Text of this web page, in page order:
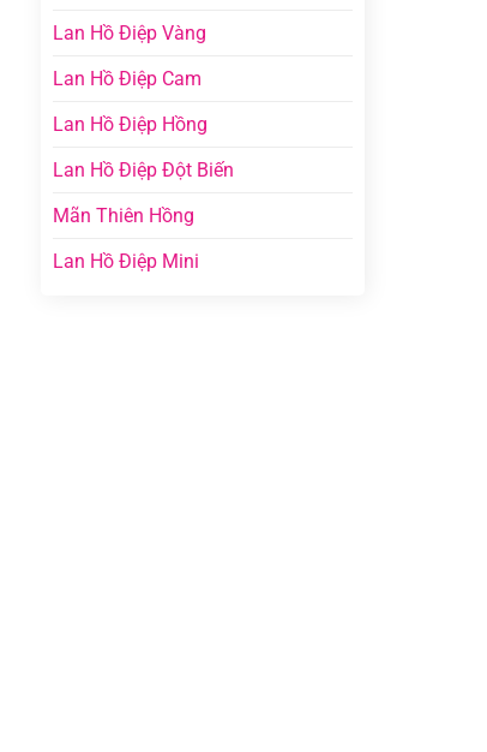
Lan Hồ Điệp Vàng
Lan Hồ Điệp Cam
Lan Hồ Điệp Hồng
Lan Hồ Điệp Đột Biến
Mãn Thiên Hồng
Lan Hồ Điệp Mini